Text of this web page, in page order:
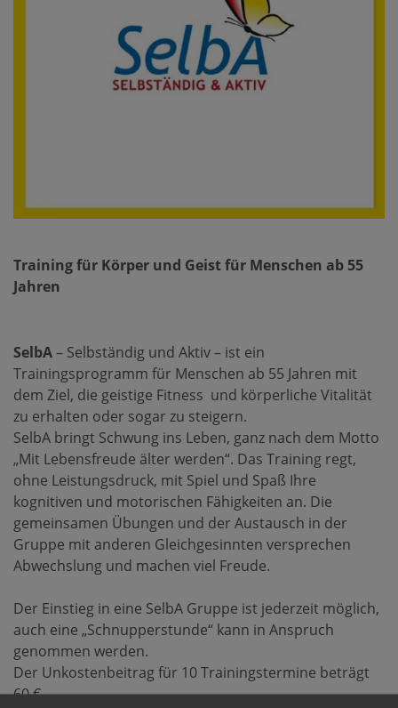
Training für Körper und Geist für Menschen ab 55
Jahren
SelbA– Selbständig und Aktiv – ist ein
Trainingsprogramm für Menschen ab 55 Jahren mit
dem Ziel, die geistige Fitness und körperliche Vitalität
zu erhalten oder sogar zu steigern.
SelbA bringt Schwung ins Leben, ganz nach dem Motto
„Mit Lebensfreude älter werden“. Das Training regt,
ohne Leistungsdruck, mit Spiel und Spaß Ihre
kognitiven und motorischen Fähigkeiten an. Die
gemeinsamen Übungen und der Austausch in der
Gruppe mit anderen Gleichgesinnten versprechen
Abwechslung und machen viel Freude.
Der Einstieg in eine SelbA Gruppe ist jederzeit möglich,
auch eine „Schnupperstunde“ kann in Anspruch
genommen werden.
Der Unkostenbeitrag für 10 Trainingstermine beträgt
60 €.